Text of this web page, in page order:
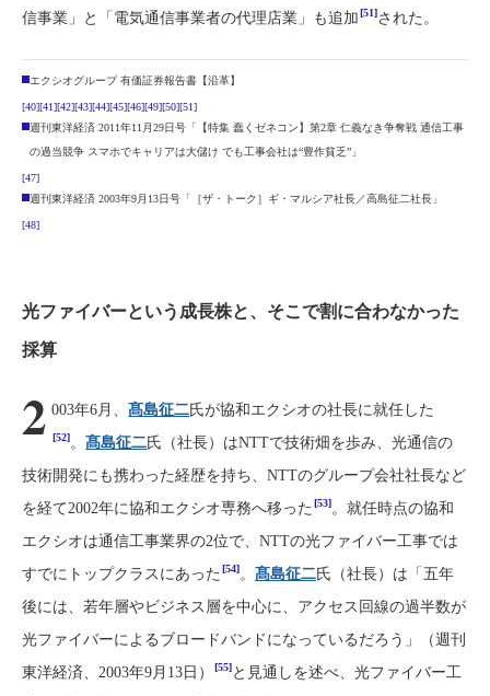
信事業」と「電気通信事業者の代理店業」も追加[51]された。
エクシオグループ 有価証券報告書【沿革】
[40][41][42][43][44][45][46][49][50][51]
週刊東洋経済 2011年11月29日号「【特集 蠢くゼネコン】第2章 仁義なき争奪戦 通信工事
の過当競争 スマホでキャリアは大儲け でも工事会社は“豊作貧乏”」
[47]
週刊東洋経済 2003年9月13日号「［ザ・トーク］ギ・マルシア社長／高島征二社長」
[48]
光ファイバーという成長株と、そこで割に合わなかった
採算
2 003年6月、髙島征二氏が協和エクシオの社長に就任した
[52]。髙島征二氏（社長）はNTTで技術畑を歩み、光通信の
技術開発にも携わった経歴を持ち、NTTのグループ会社社長など
を経て2002年に協和エクシオ専務へ移った [53]。就任時点の協和
エクシオは通信工事業界の2位で、NTTの光ファイバー工事では
すでにトップクラスにあった [54]。 髙島征二氏（社長）は「五年
後には、若年層やビジネス層を中心に、アクセス回線の過半数が
光ファイバーによるブロードバンドになっているだろう」（週刊
東洋経済、2003年9月13日）
[55] と見通しを述べ、光ファイバー工